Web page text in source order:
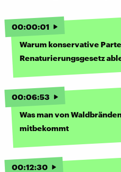
00:00:01
Warum konservative
Renaturierungsgesetz
00:06:53
Was man von
mitbekommt
00:12:30